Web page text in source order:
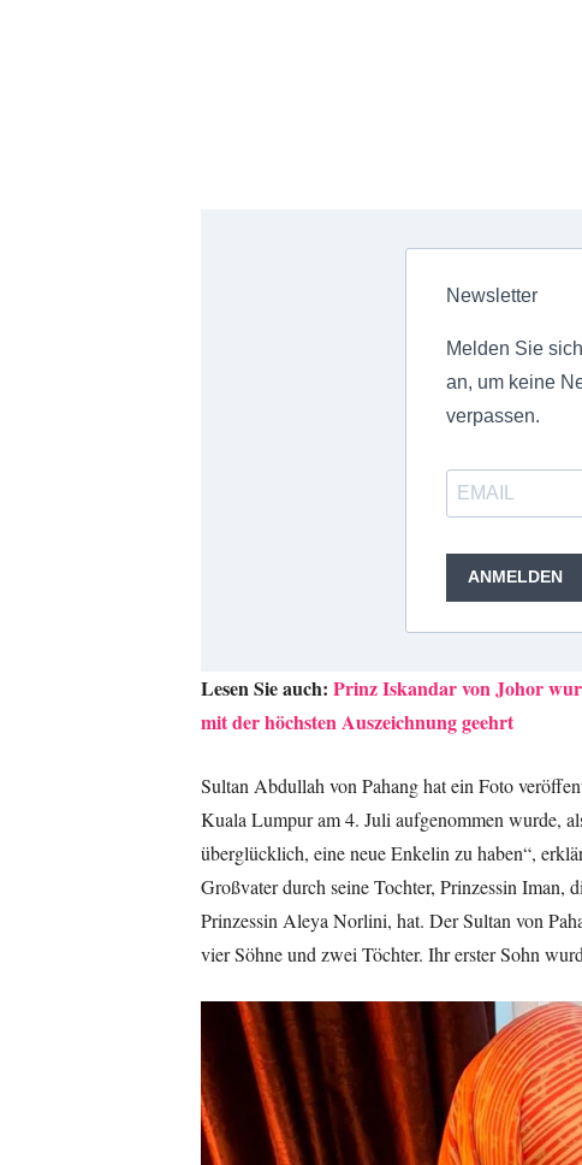
Newsletter
Melden Sie
an, um keine
verpassen.
ANMELDEN
Lesen Sie auch: Prinz Iskandar von Johor
mit der höchsten Auszeichnung geehrt
Sultan Abdullah von Pahang hat ein Foto
Kuala Lumpur am 4. Juli aufgenommen wurde,
überglücklich, eine neue Enkelin zu haben“,
Großvater durch seine Tochter, Prinzessin Iman,
Prinzessin Aleya Norlini, hat. Der Sultan von
vier Söhne und zwei Töchter. Ihr erster Sohn